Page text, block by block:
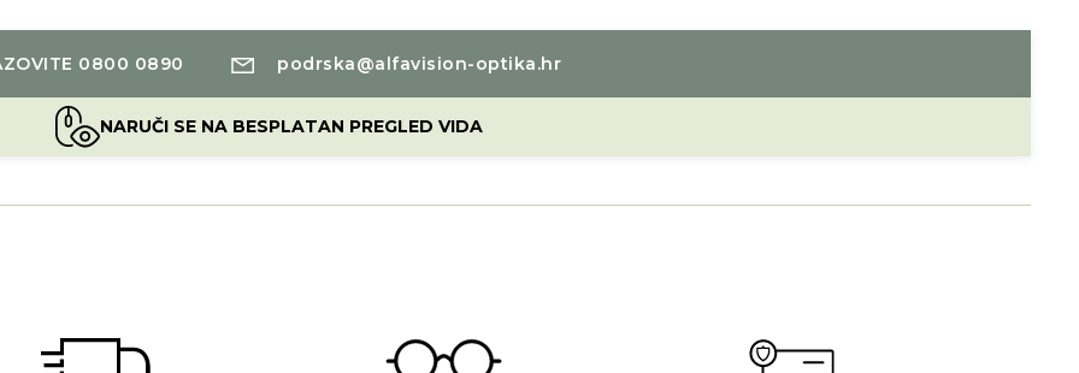
0800 0890 podrska@alfavision-optika.hr
NARUČI SE NA BESPLATAN PREGLED VIDA